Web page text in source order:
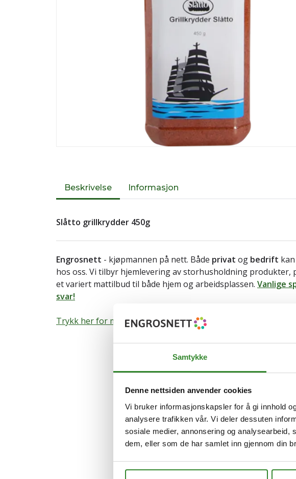
Samtykke
Denne nettsiden anvender cookies
Vi bruker informasjonskapsler for å gi innhold
analysere trafikken vår. Vi deler dessuten
sosiale medier, annonsering og analysearbeid,
dem, eller som de har samlet inn gjennom din
Beskrivelse Informasjon
Slåtto grillkrydder 450g
Engrosnett - kjøpmannen på nett. Både privat og bedrift
hos oss. Vi tilbyr hjemlevering av storhusholdning produkter,
et variert mattilbud til både hjem og arbeidsplassen. Vanlige
svar!
Trykk her for mer informasjon om varen.